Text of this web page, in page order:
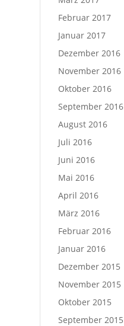
Februar 2017
Januar 2017
Dezember 2016
November 2016
Oktober 2016
September 2016
August 2016
Juli 2016
Juni 2016
Mai 2016
April 2016
März 2016
Februar 2016
Januar 2016
Dezember 2015
November 2015
Oktober 2015
September 2015